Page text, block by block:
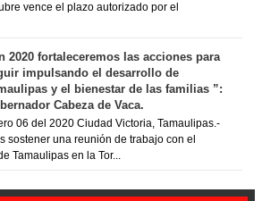
vence el plazo autorizado por el
2020 fortaleceremos las acciones para
impulsando el desarrollo de
y el bienestar de las familias ”:
Cabeza de Vaca.
06 del 2020 Ciudad Victoria, Tamaulipas.-
sostener una reunión de trabajo con el
Tamaulipas en la Tor...